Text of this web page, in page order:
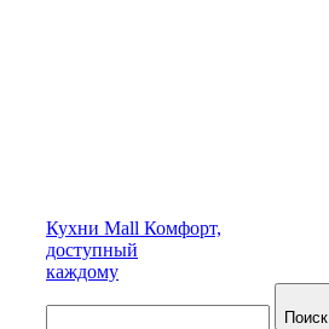
Кухни Mall Комфорт,
доступный
каждому
Поиск